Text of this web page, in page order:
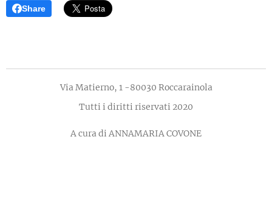
Share
Via Matierno, 1 -80030 Roccarainola
Tutti i diritti riservati 2020
A cura di ANNAMARIA COVONE